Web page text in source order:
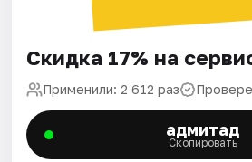
Скидка 17% на
Применили: 2 612 раз
адмитад
Скопировать